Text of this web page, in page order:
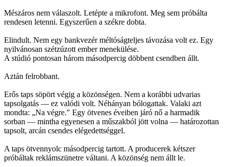
Mészáros nem válaszolt. Letépte a mikrofont. Meg sem próbálta
rendesen letenni. Egyszerűen a székre dobta.
Elindult. Nem egy bankvezér méltóságteljes távozása volt ez. Egy
nyilvánosan szétzúzott ember menekülése.
A stúdió pontosan három másodpercig döbbent csendben állt.
Aztán felrobbant.
Erős taps söpört végig a közönségen. Nem a korábbi udvarias
tapsolgatás — ez valódi volt. Néhányan bólogattak. Valaki azt
mondta: „Na végre." Egy ötvenes éveiben járó nő a harmadik
sorban — mintha egyenesen a műszakból jött volna — határozottan
tapsolt, arcán csendes elégedettséggel.
A taps ötvennyolc másodpercig tartott. A producerek kétszer
próbáltak reklámszünetre váltani. A közönség nem állt le.